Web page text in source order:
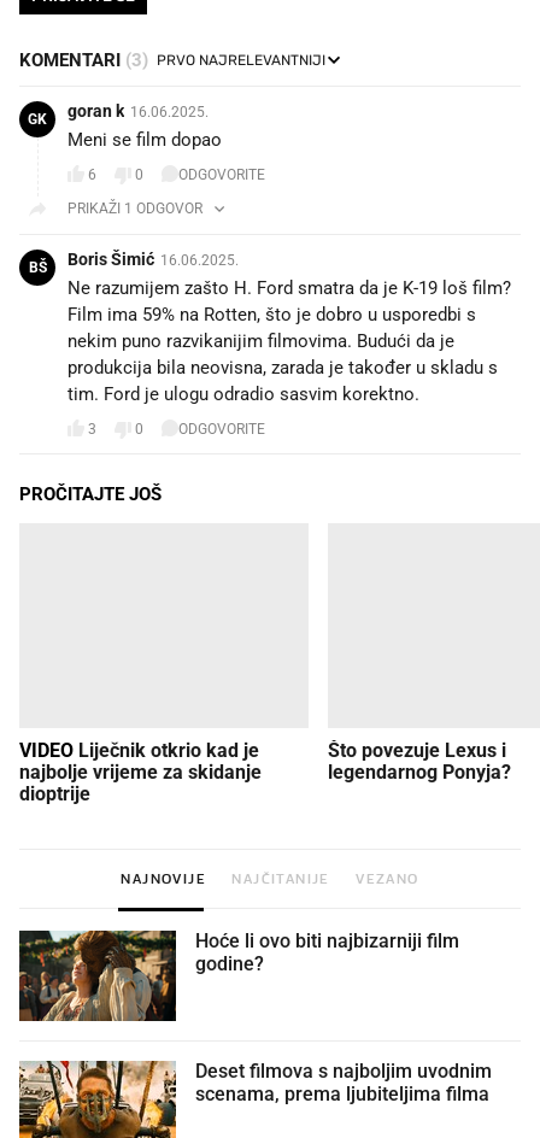
KOMENTARI (3)
GK goran k 16.06.2025.
Meni se film dopao
6 0
ODGOVORITE
PRIKAŽI 1 ODGOVOR
BŠ Boris Šimić 16.06.2025.
Ne razumijem zašto H. Ford smatra da je K-19 loš film?
Film ima 59% na Rotten, što je dobro u usporedbi s
nekim puno razvikanijim filmovima. Budući da je
produkcija bila neovisna, zarada je također u skladu s
tim. Ford je ulogu odradio sasvim korektno.
3 0 ODGOVORITE
PROČITAJTE JOŠ
VIDEO
najbolje vrijeme za skidanje
dioptrije
Što povezuje Lexus i
legendarnog Ponyja?
NAJNOVIJE NAJČITANIJE VEZANO
Hoće li ovo biti najbizarniji film
godine?
Deset filmova s najboljim uvodnim
scenama, prema ljubiteljima filma